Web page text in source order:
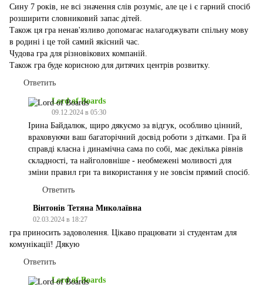
Сину 7 років, не всі значення слів розуміє, але це і є гарний спосіб
розширити словниковий запас дітей.
Також ця гра ненав'язливо допомагає налагоджувати спільну мову
в родині і це той самий якісний час.
Чудова гра для різновікових компаній.
Також гра буде корисною для дитячих центрів розвитку.
Ответить
Lord of Boards
09.12.2024 в 05:30
Ірина Байдалюк, щиро дякуємо за відгук, особливо цінний,
враховуючи ваш багаторічний досвід роботи з дітками. Гра й
справді класна і динамічна сама по собі, має декілька рівнів
складності, та найголовніше - необмежені моливості для
зміни правил гри та використання у не зовсім прямий спосіб.
Ответить
Вінтонів Тетяна Миколаївна
02.03.2024 в 18:27
гра приносить задоволення. Цікаво працювати зі студентам для
комунікації! Дякую
Ответить
Lord of Boards